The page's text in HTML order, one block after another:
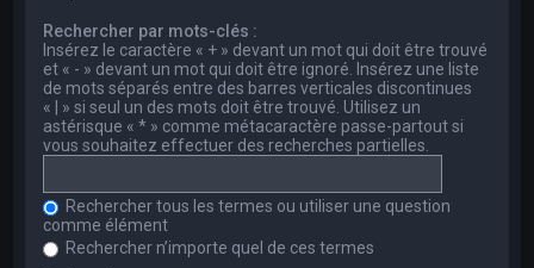
Rechercher par mots-clés :
Insérez le caractère « + » devant un mot qui doit être trouvé
et « - » devant un mot qui doit être ignoré. Insérez une liste
de mots séparés entre des barres verticales discontinues
« | » si seul un des mots doit être trouvé. Utilisez un
astérisque « * » comme métacaractère passe-partout si
vous souhaitez effectuer des recherches partielles.
Rechercher tous les termes ou utiliser une question
comme élément
Rechercher n’importe quel de ces termes